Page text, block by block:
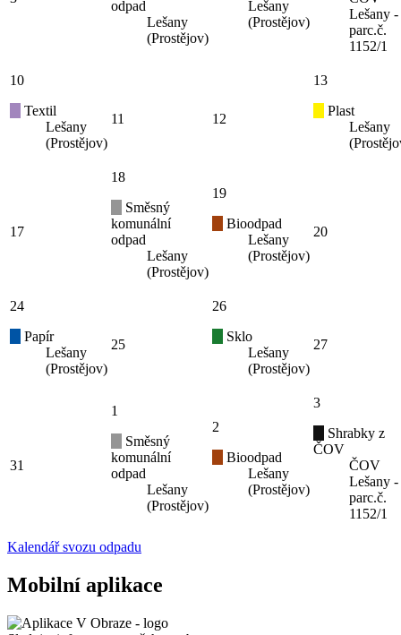
odpad
Lešany
(Prostějov)
Lešany
(Prostějov)
Lešany -
parc.č.
1152/1
10
Textil
Lešany
(Prostějov)
11 12
13
Plast
Lešany
17
18
Směsný
komunální
odpad
Lešany
(Prostějov)
19
Bioodpad
Lešany
(Prostějov)
20
24
Papír
Lešany
(Prostějov)
25
26
Sklo
Lešany
(Prostějov)
27
31
1
Směsný
komunální
odpad
Lešany
(Prostějov)
2
Bioodpad
Lešany
(Prostějov)
3
Shrabky z
ČOV
ČOV
Lešany -
parc.č.
1152/1
Kalendář svozu odpadu
Mobilní aplikace